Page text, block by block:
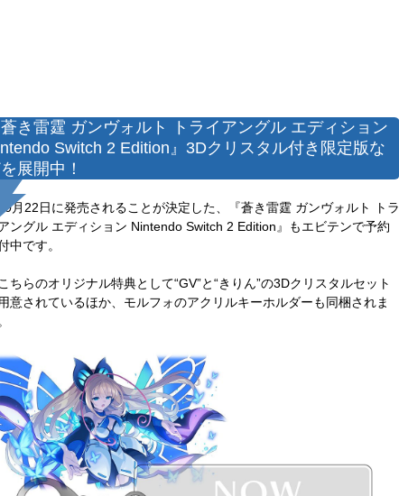
き雷霆 ガンヴォルト トライアングル エディション
Switch 2 Edition』3Dクリスタル付き限定版な
展開中！
22日に発売されることが決定した、『蒼き雷霆 ガンヴォルト トラ
ングル エディション Nintendo Switch 2 Edition』もエビテンで予約
中です。
ちらのオリジナル特典として“GV”と“きりん”の3Dクリスタルセット
意されているほか、モルフォのアクリルキーホルダーも同梱されま